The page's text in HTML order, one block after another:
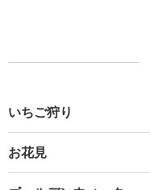
いちご狩り
お花見